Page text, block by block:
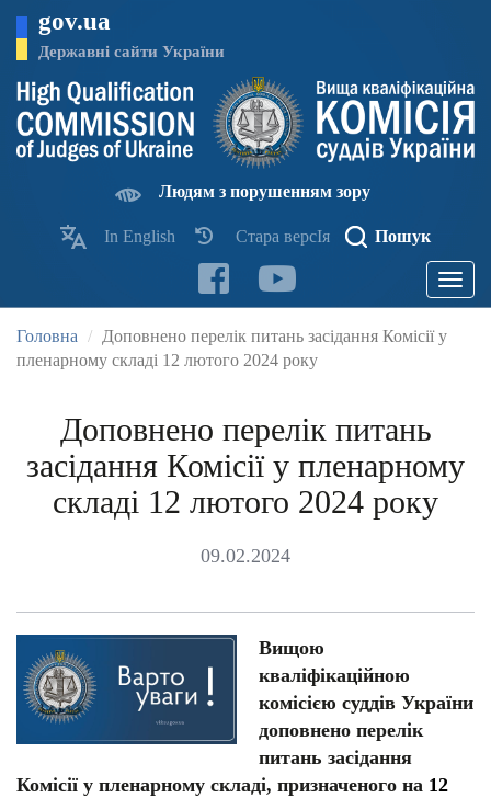
основного
матеріалу
gov.ua
Державні сайти України
Людям з порушенням зору
In English Стара версІя Пошук
Toggle
Головна
Доповнено перелік питань засідання Комісії у
пленарному складі 12 лютого 2024 року
Доповнено перелік питань
засідання Комісії у пленарному
складі 12 лютого 2024 року
09.02.2024
Вищою
кваліфікаційною
комісією суддів України
доповнено перелік
питань засідання
Комісії у пленарному складі, призначеного на 12